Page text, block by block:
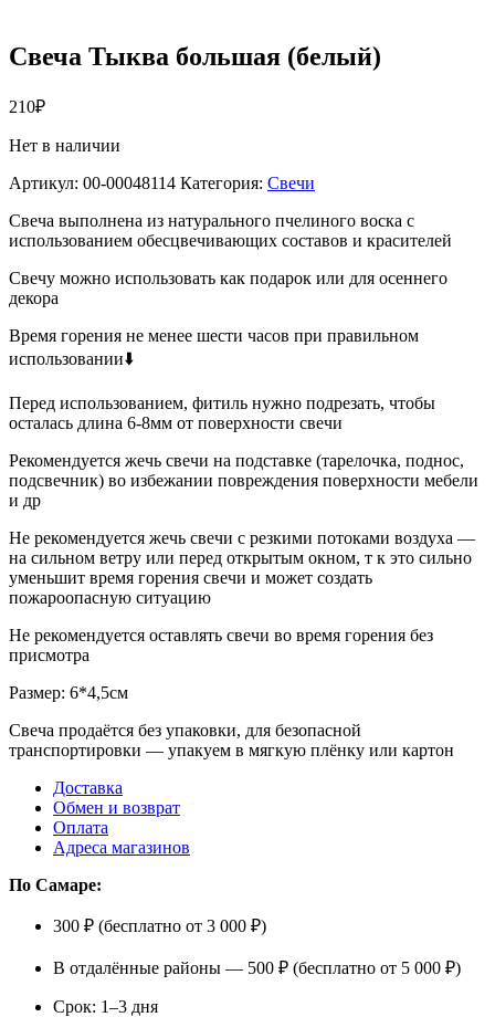
Свеча Тыква большая (белый)
210₽
Нет в наличии
Артикул: 00-00048114 Категория: Свечи
Свеча выполнена из натурального пчелиного воска с
использованием обесцвечивающих составов и красителей
Свечу можно использовать как подарок или для осеннего
декора
Время горения не менее шести часов при правильном
использовании⬇️
Перед использованием, фитиль нужно подрезать, чтобы
осталась длина 6-8мм от поверхности свечи
Рекомендуется жечь свечи на подставке (тарелочка, поднос,
подсвечник) во избежании повреждения поверхности мебели
и др
Не рекомендуется жечь свечи с резкими потоками воздуха —
на сильном ветру или перед открытым окном, т к это сильно
уменьшит время горения свечи и может создать
пожароопасную ситуацию
Не рекомендуется оставлять свечи во время горения без
присмотра
Размер: 6*4,5см
Свеча продаётся без упаковки, для безопасной
транспортировки — упакуем в мягкую плёнку или картон
Доставка
Обмен и возврат
Оплата
Адреса магазинов
По Самаре:
300 ₽ (бесплатно от 3 000 ₽)
В отдалённые районы — 500 ₽ (бесплатно от 5 000 ₽)
Срок: 1–3 дня